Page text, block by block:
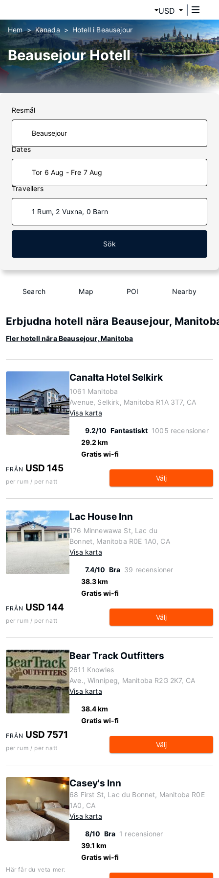
USD
Hem Kanada Hotell i Beausejour
Beausejour Hotell
Resmål
Dates
Tor 6 Aug - Fre 7 Aug
Travellers
1 Rum, 2 Vuxna, 0 Barn
Sök
Search Map POI Nearby
Erbjudna hotell nära Beausejour,
Fler hotell nära Beausejour, Manitoba
Canalta Hotel Selkirk
1061 Manitoba
Avenue, Selkirk, Manitoba R1A 3T7, CA
Visa karta
9.2/10 Fantastiskt 1005 recensioner
29.2 km
Gratis wi-fi
FRÅN USD 145
per rum / per natt Välj
Lac House Inn
176 Minnewawa St, Lac du
Bonnet, Manitoba R0E 1A0, CA
Visa karta
7.4/10 Bra 39 recensioner
38.3 km
Gratis wi-fi
FRÅN USD 144
per rum / per natt Välj
Bear Track Outfitters
2611 Knowles
Ave., Winnipeg, Manitoba R2G 2K7, CA
Visa karta
38.4 km
Gratis wi-fi
FRÅN USD 7571
per rum / per natt Välj
Casey's Inn
68 First St, Lac du Bonnet, Manitoba R0E
1A0, CA
Visa karta
8/10 Bra 1 recensioner
39.1 km
Gratis wi-fi
Här får du veta mer: